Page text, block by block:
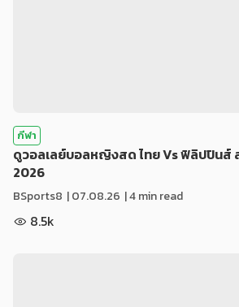
กีฬา
ดูวอลเลย์บอลหญิงสด ไทย Vs ฟิลิปปินส์
2026
BSports8 |07.08.26 | 4 min read
8.5k